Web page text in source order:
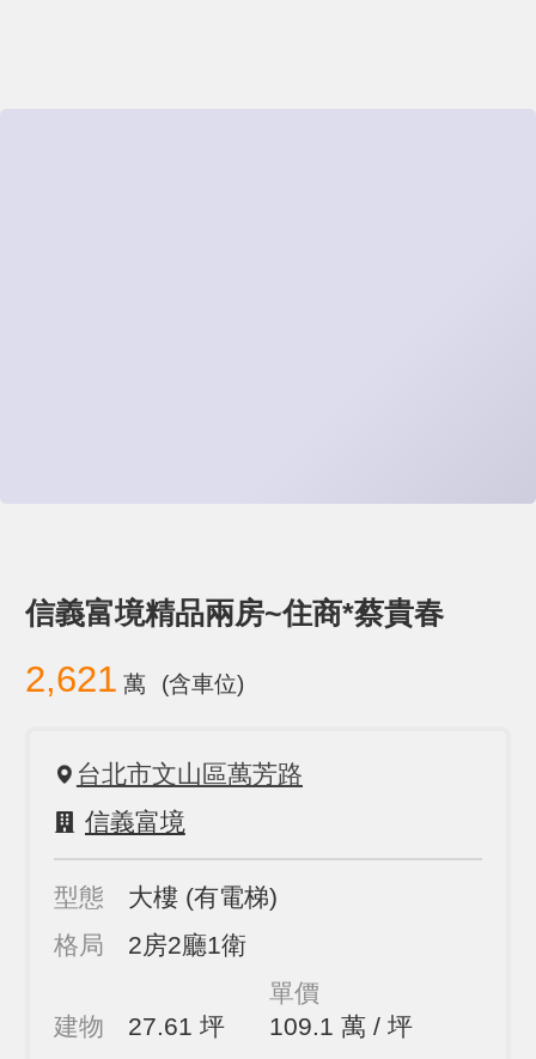
信義富境精品兩房~住商*蔡貴春
2,621 萬 (含車位)
台北市文山區萬芳路
信義富境
型態 大樓 (有電梯)
格局
2房2廳1衛
建物 27.61 坪
單價
109.1 萬 / 坪